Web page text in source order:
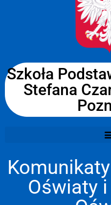
Szkoła
Stefana
Oświaty i